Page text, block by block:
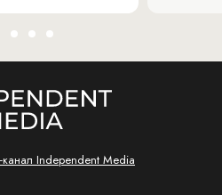
канал Independent Media